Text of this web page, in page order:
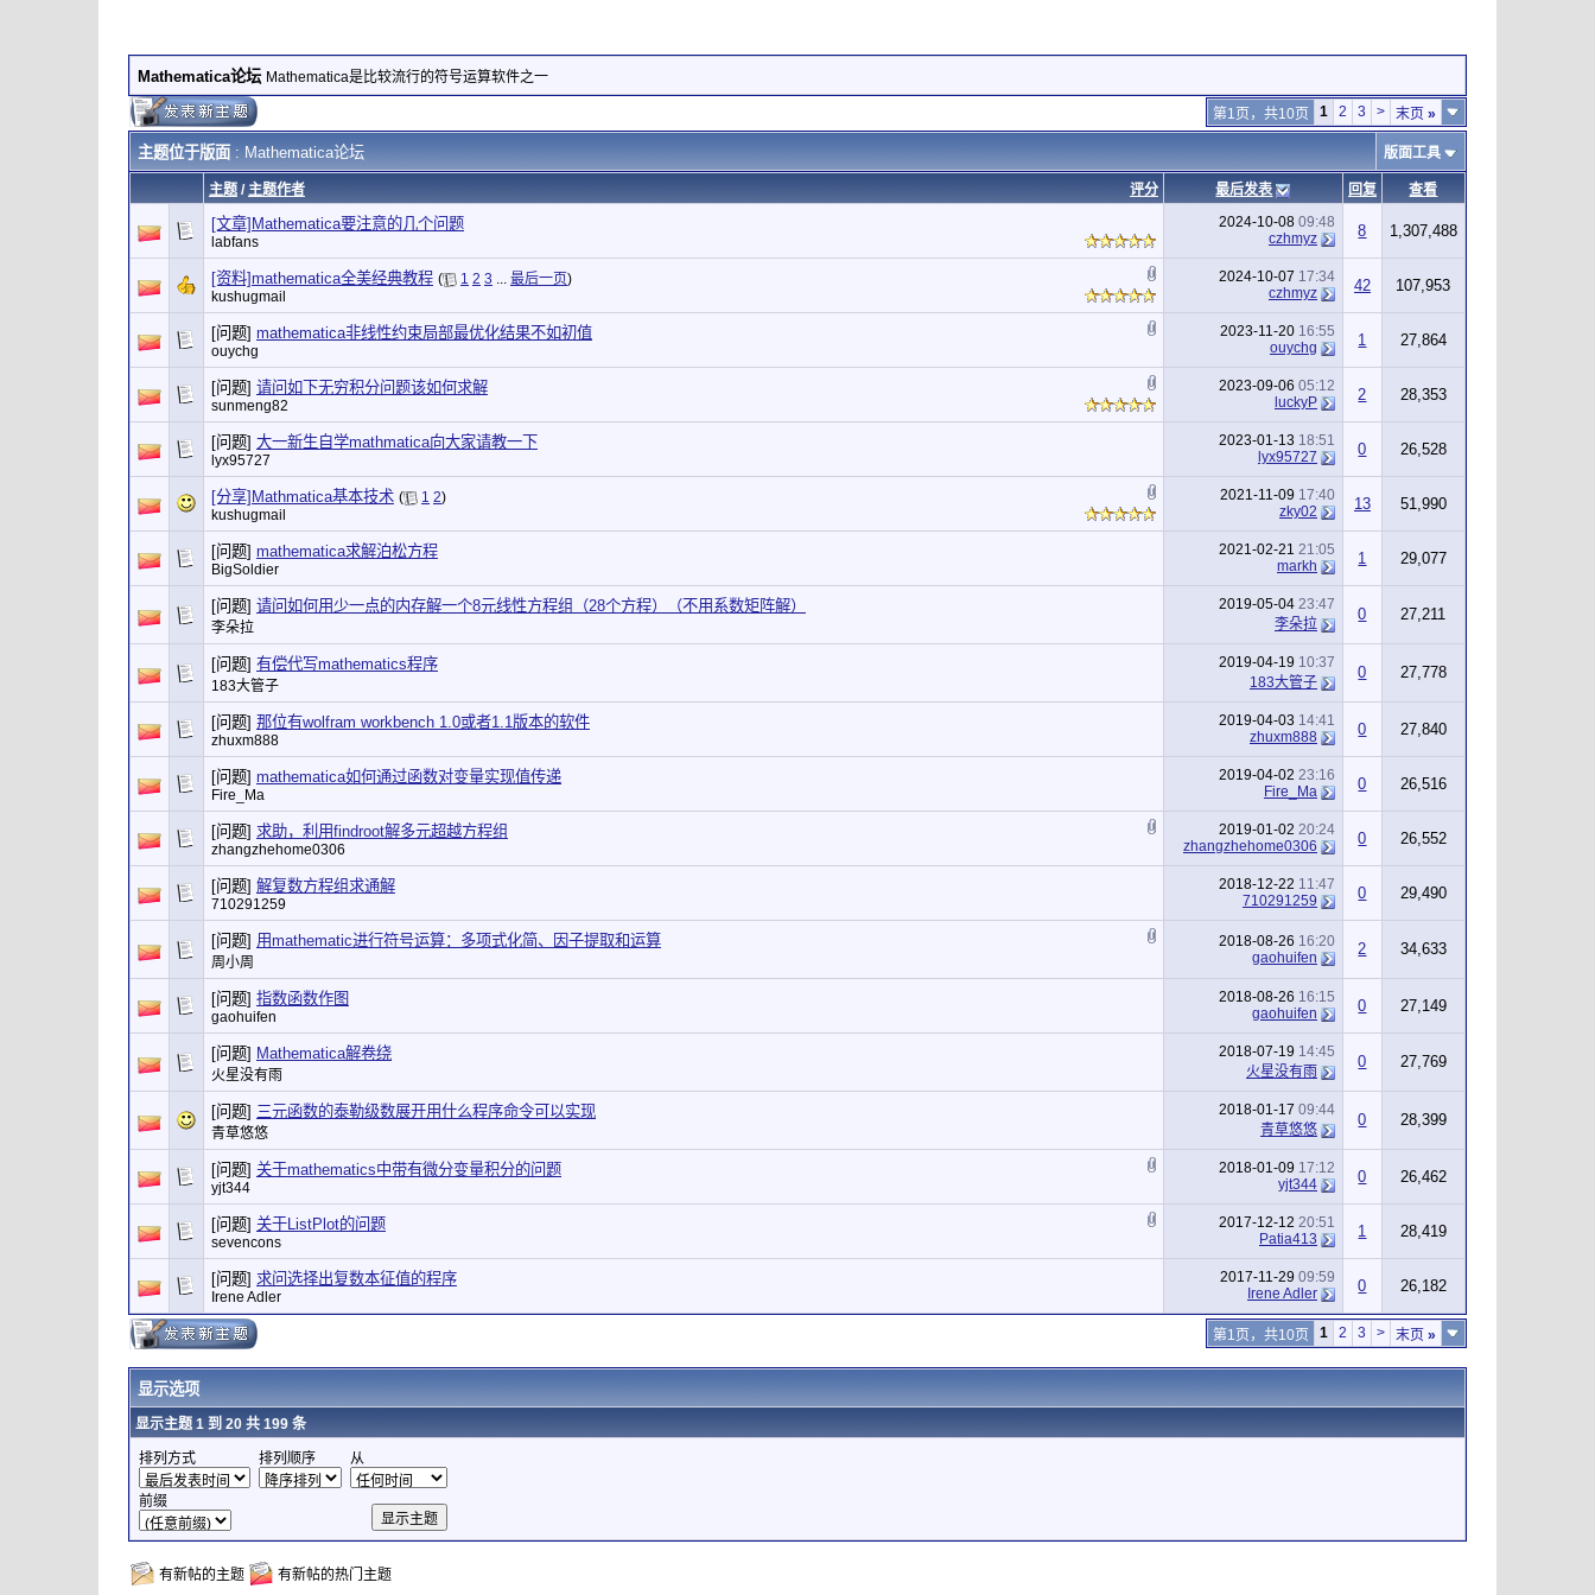
Mathematica论坛 Mathematica是比较流行的符号运算软件之一
第1页，共10页 1 2 3 > 末页 »
主题位于版面: Mathematica论坛 版面工具
评分
主题/ 主题作者 最后发表 回复 查看
[文章]Mathematica要注意的几个问题
labfans
2024-10-08 09:48
czhmyz
8 1,307,488
[资料]mathematica全美经典教程 ( 1 2 3 ... 最后一页)
kushugmail
2024-10-07 17:34
czhmyz
42 107,953
[问题] mathematica非线性约束局部最优化结果不如初值
ouychg
2023-11-20 16:55
ouychg
1 27,864
[问题] 请问如下无穷积分问题该如何求解
sunmeng82
2023-09-06 05:12
luckyP
2 28,353
[问题] 大一新生自学mathmatica向大家请教一下
lyx95727
2023-01-13 18:51
lyx95727
0 26,528
[分享]Mathmatica基本技术 ( 1 2)
kushugmail
2021-11-09 17:40
zky02
13 51,990
[问题] mathematica求解泊松方程
BigSoldier
2021-02-21 21:05
markh
1 29,077
[问题] 请问如何用少一点的内存解一个8元线性方程组（28个方程）（不用系数矩阵解）
李朵拉
2019-05-04 23:47
李朵拉
0 27,211
[问题] 有偿代写mathematics程序
183大管子
2019-04-19 10:37
183大管子
0 27,778
[问题] 那位有wolfram workbench 1.0或者1.1版本的软件
zhuxm888
2019-04-03 14:41
zhuxm888
0 27,840
[问题] mathematica如何通过函数对变量实现值传递
Fire_Ma
2019-04-02 23:16
Fire_Ma
0 26,516
[问题] 求助，利用findroot解多元超越方程组
zhangzhehome0306
2019-01-02 20:24
zhangzhehome0306
0 26,552
[问题] 解复数方程组求通解
710291259
2018-12-22 11:47
710291259
0 29,490
[问题] 用mathematic进行符号运算：多项式化简、因子提取和运算
周小周
2018-08-26 16:20
gaohuifen
2 34,633
[问题] 指数函数作图
gaohuifen
2018-08-26 16:15
gaohuifen
0 27,149
[问题] Mathematica解卷绕
火星没有雨
2018-07-19 14:45
火星没有雨
0 27,769
[问题] 三元函数的泰勒级数展开用什么程序命令可以实现
青草悠悠
2018-01-17 09:44
青草悠悠
0 28,399
[问题] 关于mathematics中带有微分变量积分的问题
yjt344
2018-01-09 17:12
yjt344
0 26,462
[问题] 关于ListPlot的问题
sevencons
2017-12-12 20:51
Patia413
1 28,419
[问题] 求问选择出复数本征值的程序
Irene Adler
2017-11-29 09:59
Irene Adler
0 26,182
第1页，共10页 1 2 3 > 末页 »
显示选项
显示主题 1 到 20 共 199 条
排列方式 排列顺序 从
前缀
有新帖的主题 有新帖的热门主题